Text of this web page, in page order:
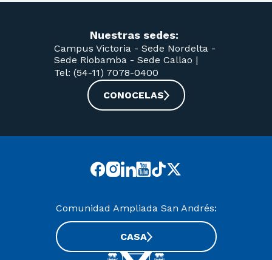
Nuestras sedes:
Campus Victoria - Sede Nordelta -
Sede Riobamba - Sede Callao |
Tel: (54-11) 7078-0400
CONOCELAS
Comunidad Ampliada San Andrés:
CASA